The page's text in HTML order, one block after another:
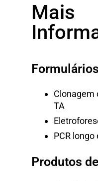
Mais
Formulários
Clonagem
TA
PCR
Produtos